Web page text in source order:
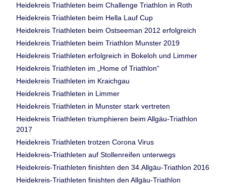
Heidekreis Triathleten beim Challenge Triathlon in Roth
Heidekreis Triathleten beim Hella Lauf Cup
Heidekreis Triathleten beim Ostseeman 2012 erfolgreich
Heidekreis Triathleten beim Triathlon Munster 2019
Heidekreis Triathleten erfolgreich in Bokeloh und Limmer
Heidekreis Triathleten im „Home of Triathlon“
Heidekreis Triathleten im Kraichgau
Heidekreis Triathleten in Limmer
Heidekreis Triathleten in Munster stark vertreten
Heidekreis Triathleten triumphieren beim Allgäu-Triathlon
2017
Heidekreis Triathleten trotzen Corona Virus
Heidekreis-Triathleten auf Stollenreifen unterwegs
Heidekreis-Triathleten finishten den 34.Allgäu-Triathlon 2016
Heidekreis-Triathleten finishten den Allgäu-Triathlon